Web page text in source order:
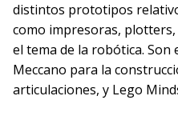
distintos prototipos
como impresoras,
el tema de la robótica.
Meccano para la
articulaciones, y Lego